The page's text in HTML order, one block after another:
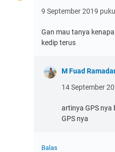
9 September 2019
Gan mau tanya
kedip terus
M Fuad
14 September
artinya GPS nya
GPS nya
Balas